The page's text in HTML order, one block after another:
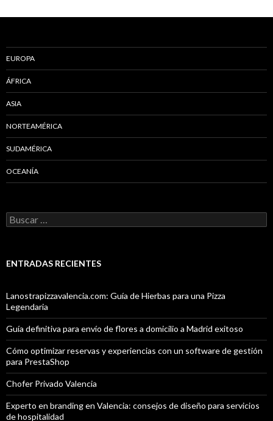
EUROPA
ÁFRICA
ASIA
NORTEAMÉRICA
SUDAMÉRICA
OCEANÍA
Buscar:
ENTRADAS RECIENTES
Lanostrapizzavalencia.com: Guía de Hierbas para una Pizza
Legendaria
Guía definitiva para envío de flores a domicilio a Madrid exitoso
Cómo optimizar reservas y experiencias con un software de gestión
para PrestaShop
Chofer Privado Valencia
Experto en branding en Valencia: consejos de diseño para servicios
de hospitalidad